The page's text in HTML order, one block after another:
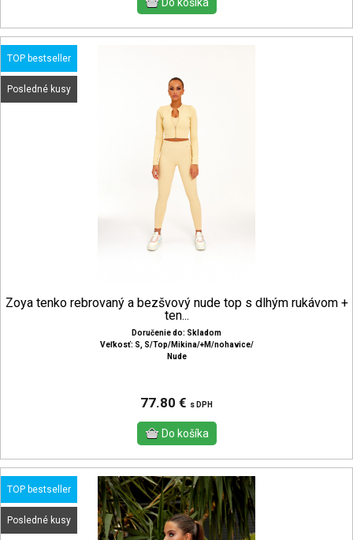
TOP bestseller
Posledné kusy
Zoya tenko rebrovaný a bezšvový nude top s dlhým rukávom +
ten...
Doručenie do: Skladom
Veľkosť: S, S/Top/Mikina/+M/nohavice/
Nude
77.80 € s DPH
TOP bestseller
Posledné kusy